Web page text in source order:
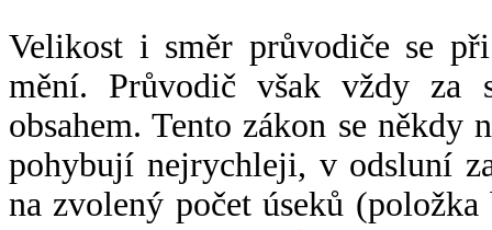
Velikost i směr průvodiče se
mění. Průvodič však vždy za
obsahem. Tento zákon se někdy
pohybují nejrychleji, v odsluní
na zvolený počet úseků